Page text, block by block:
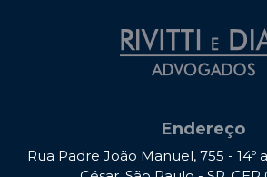
Endereço
Rua Padre João Manuel, 755 - 14º